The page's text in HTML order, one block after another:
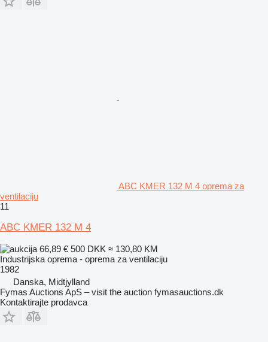
ABC KMER 132 M 4 oprema za
ventilaciju
11
ABC KMER 132 M 4
66,89 € 500 DKK ≈ 130,80 KM
Industrijska oprema - oprema za ventilaciju
1982
Danska, Midtjylland
Fymas Auctions ApS – visit the auction fymasauctions.dk
Kontaktirajte prodavca